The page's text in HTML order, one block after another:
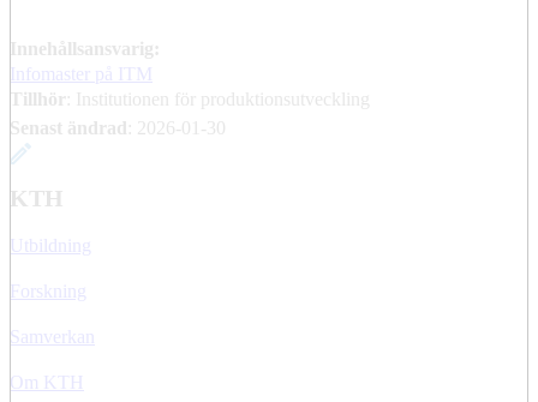
Innehållsansvarig:
Infomaster på ITM
Tillhör
: Institutionen för produktionsutveckling
Senast ändrad
2026-01-30
KTH
Utbildning
Forskning
Samverkan
Om KTH